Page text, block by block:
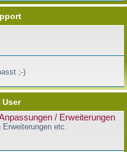
;-)
User
/ Erweiterungen
Erweiterungen etc.